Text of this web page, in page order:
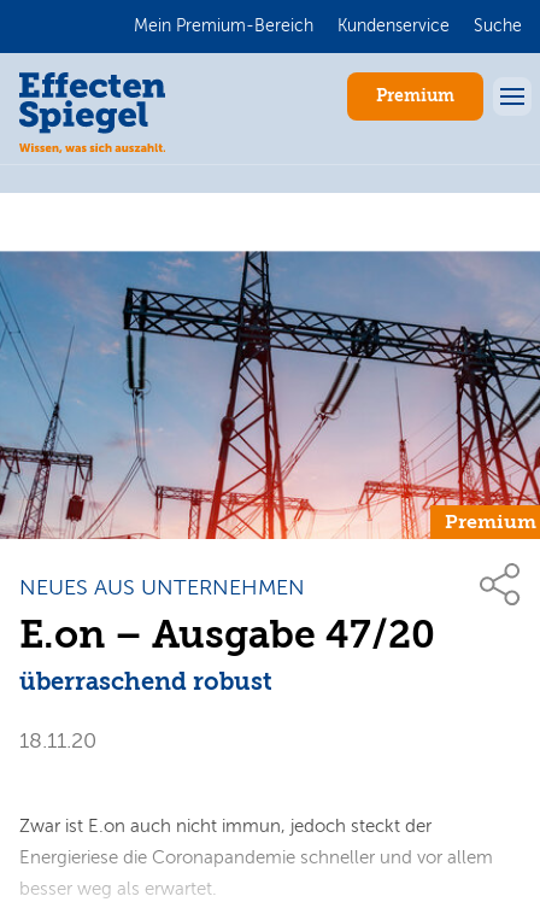
Mein Premium-Bereich Kundenservice Suche
Premium
Premium
NEUES AUS UNTERNEHMEN
E.on – Ausgabe 47/20
überraschend robust
18.11.20
Zwar ist E.on auch nicht immun, jedoch steckt der
Energieriese die Coronapandemie schneller und vor allem
besser weg als erwartet.
Anmelden